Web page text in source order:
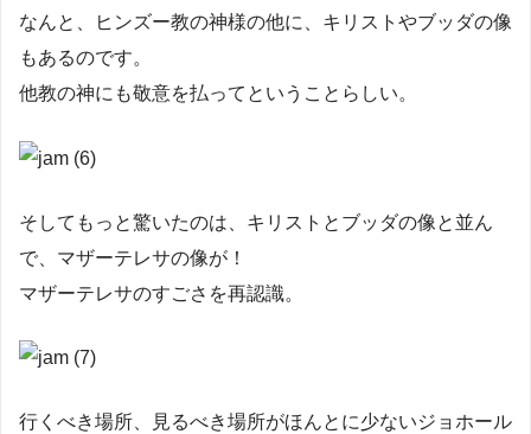
なんと、ヒンズー教の神様の他に、キリストやブッダの像
もあるのです。
他教の神にも敬意を払ってということらしい。
そしてもっと驚いたのは、キリストとブッダの像と並ん
で、マザーテレサの像が！
マザーテレサのすごさを再認識。
行くべき場所、見るべき場所がほんとに少ないジョホール